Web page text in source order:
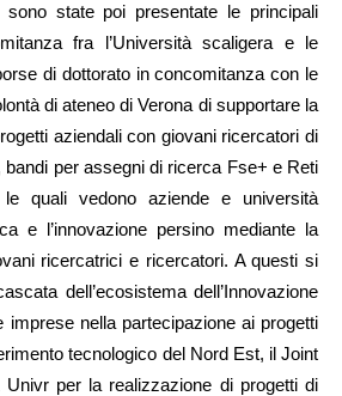
state poi presentate le principali
fra l’Università scaligera e le
di dottorato in concomitanza con le
di ateneo di Verona di supportare la
aziendali con giovani ricercatori di
bandi per assegni di ricerca Fse+ e Reti
le quali vedono aziende e università
e l’innovazione persino mediante la
ricercatrici e ricercatori. A questi si
dell’ecosistema dell’Innovazione
imprese nella partecipazione ai progetti
tecnologico del Nord Est, il Joint
Univr per la realizzazione di progetti di